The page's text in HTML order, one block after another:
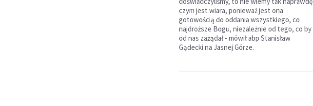
czym jest wiara, ponieważ jest ona
gotowością do oddania wszystkiego, co
najdroższe Bogu, niezależnie od tego, co by
od nas zażądał - mówił abp Stanisław
Gądecki na Jasnej Górze.